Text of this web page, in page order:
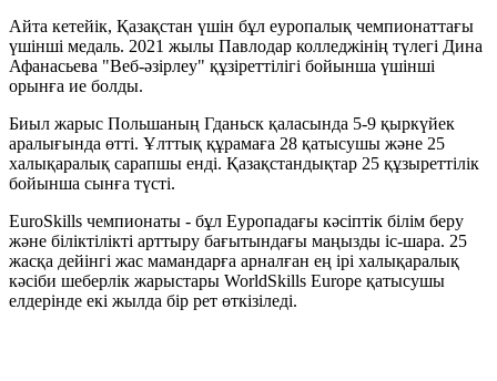
Айта кетейік, Қазақстан үшін бұл еуропалық чемпионаттағы
үшінші медаль. 2021 жылы Павлодар колледжінің түлегі Дина
Афанасьева "Веб-әзірлеу" құзіреттілігі бойынша үшінші
орынға ие болды.
Биыл жарыс Польшаның Гданьск қаласында 5-9 қыркүйек
аралығында өтті. Ұлттық құрамаға 28 қатысушы және 25
халықаралық сарапшы енді. Қазақстандықтар 25 құзыреттілік
бойынша сынға түсті.
EuroSkills чемпионаты - бұл Еуропадағы кәсіптік білім беру
және біліктілікті арттыру бағытындағы маңызды іс-шара. 25
жасқа дейінгі жас мамандарға арналған ең ірі халықаралық
кәсіби шеберлік жарыстары WorldSkills Europe қатысушы
елдерінде екі жылда бір рет өткізіледі.